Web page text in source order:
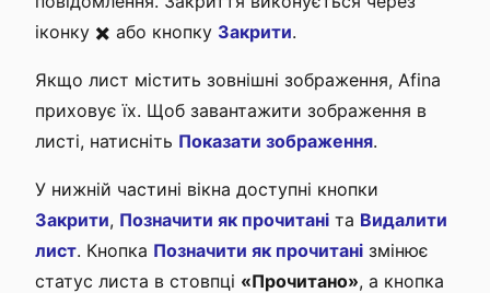
іконку ✖️ або кнопку Закрити.
Якщо лист містить зовнішні зображення, Afina
приховує їх. Щоб завантажити зображення в
листі, натисніть Показати зображення.
У нижній частині вікна доступні кнопки
Закрити, Позначити як прочитані та Видалити
лист. Кнопка Позначити як прочитані змінює
статус листа в стовпці «Прочитано», а кнопка